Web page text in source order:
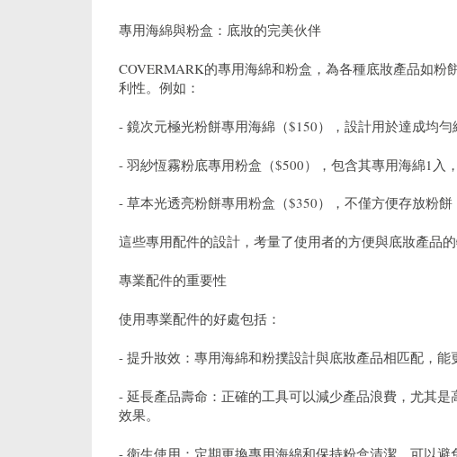
專用海綿與粉盒：底妝的完美伙伴
COVERMARK的專用海綿和粉盒，為各種底妝產品如
利性。例如：
- 鏡次元極光粉餅專用海綿（$150），設計用於達成均勻
- 羽紗恆霧粉底專用粉盒（$500），包含其專用海綿1入
- 草本光透亮粉餅專用粉盒（$350），不僅方便存放粉餅
這些專用配件的設計，考量了使用者的方便與底妝產品
專業配件的重要性
使用專業配件的好處包括：
- 提升妝效：專用海綿和粉撲設計與底妝產品相匹配，能
- 延長產品壽命：正確的工具可以減少產品浪費，尤其
效果。
- 衛生使用：定期更換專用海綿和保持粉盒清潔，可以避